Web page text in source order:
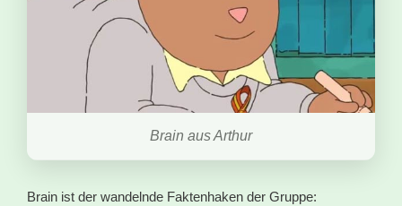
Brain aus Arthur
Brain ist der wandelnde Faktenhaken der Gruppe: